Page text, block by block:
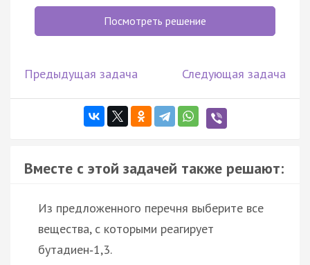
Посмотреть решение
Предыдущая задача Следующая задача
Вместе с этой задачей также решают:
Из предложенного перечня выберите все
вещества, с которыми реагирует
бутадиен‑1,3.